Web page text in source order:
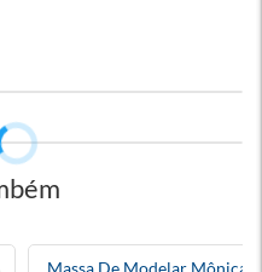
Massa De Modelar Mônica